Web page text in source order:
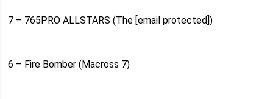
7 – 765PRO ALLSTARS (The [email protected])
6 – Fire Bomber (Macross 7)